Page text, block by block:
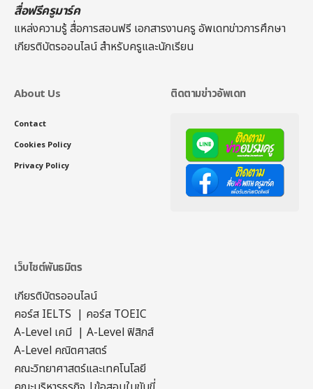
สื่อฟรีครูมาร์ค
แหล่งความรู้ สื่อการสอนฟรี เอกสารงานครู อัพเดทข่าวการศึกษา
เกียรติบัตรออนไลน์สำหรับครูและนักเรียน
About Us
Contact
Cookies Policy
Privacy Policy
ติดตามข่าวอัพเดท
เว็บไซต์พันธมิตร
เกียรติบัตรออนไลน์
คอร์ส IELTS | คอร์ส TOEIC
A-Level เคมี | A-Level ฟิสิกส์
A-Level คณิตศาสตร์
คณะวิทยาศาสตร์และเทคโนโลยี